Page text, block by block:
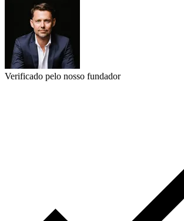
Verificado pelo nosso fundador